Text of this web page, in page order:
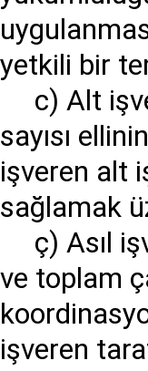
yetkili bir
c) Alt
sayısı
işveren alt
sağlamak
ç) Asıl
ve toplam
işveren